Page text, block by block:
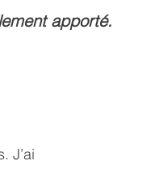
apporté.
J’ai